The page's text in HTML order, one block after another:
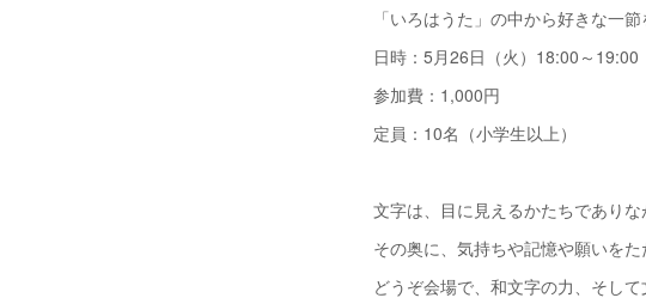
「いろはうた」の中から好きな一
日時：5月26日（火）18:00～19:00
参加費：1,000円
定員：10名（小学生以上）
文字は、目に見えるかたちでありな
その奥に、気持ちや記憶や願いをた
どうぞ会場で、和文字の力、そし